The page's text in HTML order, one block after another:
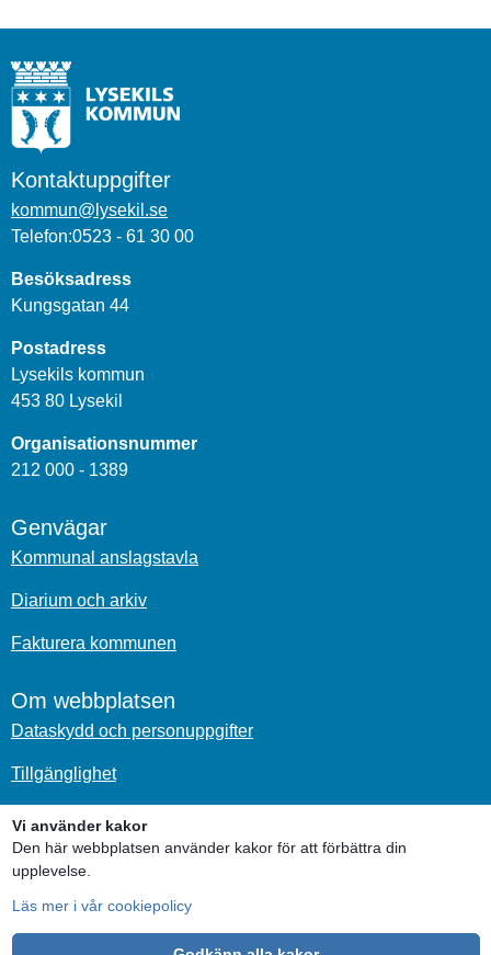
Vi använder kakor
Den här webbplatsen använder kakor för att förbättra din
upplevelse.
Läs mer i vår cookiepolicy
Kontaktuppgifter
kommun@lysekil.se
Telefon:0523 - 61 30 00
Besöksadress
Kungsgatan 44
Postadress
Lysekils kommun
453 80 Lysekil
Organisationsnummer
212 000 - 1389
Genvägar
Kommunal anslagstavla
Diarium och arkiv
Fakturera kommunen
Om webbplatsen
Dataskydd och personuppgifter
Tillgänglighet
Om kakor
Sociala medier